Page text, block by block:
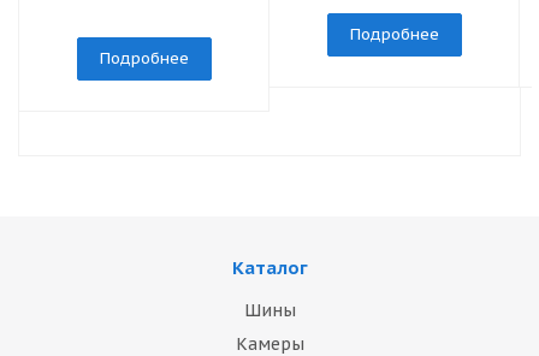
Подробнее
Подробнее
Каталог
Шины
Камеры